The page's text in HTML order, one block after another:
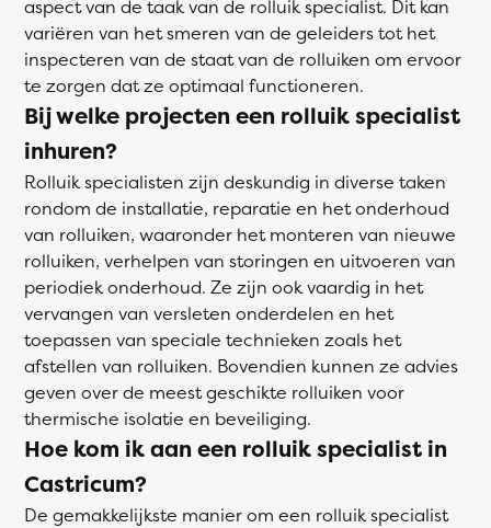
aspect van de taak van de rolluik specialist. Dit kan
variëren van het smeren van de geleiders tot het
inspecteren van de staat van de rolluiken om ervoor
te zorgen dat ze optimaal functioneren.
Bij welke projecten een rolluik specialist
inhuren?
Rolluik specialisten zijn deskundig in diverse taken
rondom de installatie, reparatie en het onderhoud
van rolluiken, waaronder het monteren van nieuwe
rolluiken, verhelpen van storingen en uitvoeren van
periodiek onderhoud. Ze zijn ook vaardig in het
vervangen van versleten onderdelen en het
toepassen van speciale technieken zoals het
afstellen van rolluiken. Bovendien kunnen ze advies
geven over de meest geschikte rolluiken voor
thermische isolatie en beveiliging.
Hoe kom ik aan een rolluik specialist in
Castricum?
De gemakkelijkste manier om een rolluik specialist